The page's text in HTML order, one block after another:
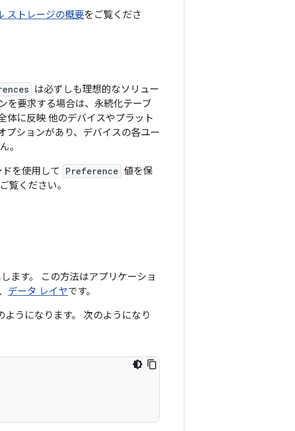
ストレージの概要をご覧くださ
は必ずしも理想的なソリュー
を要求する場合は、永続化テーブ
体に反映 他のデバイスやプラット
プションがあり、デバイスの各ユー
。
を使用して Preference 値を保
覧ください。
ます。 この方法はアプリケーショ
データ レイヤです。
ようになります。 次のようになり